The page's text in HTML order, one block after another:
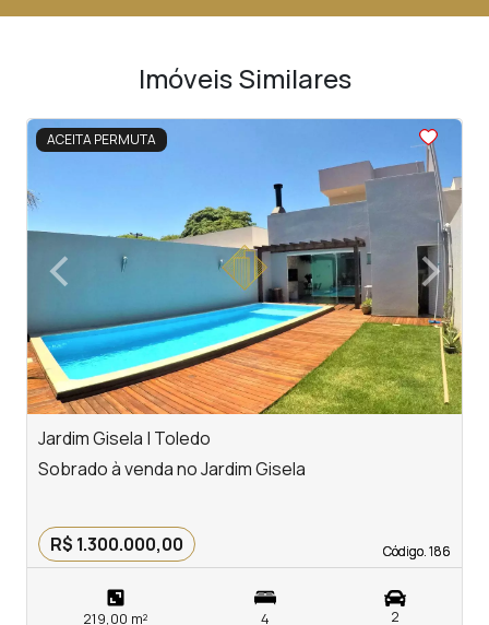
Imóveis Similares
ACEITA PERMUTA
<<<<
‹
Previous ›
Next
Jardim Gisela | Toledo
Código. 186
Código. 186
Sobrado à venda no Jardim Gisela
R$ 1.300.000,00
219,00 m²
4
2